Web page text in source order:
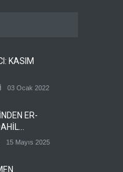
KASIM
03 Ocak 2022
ER-
15 Mayıs 2025